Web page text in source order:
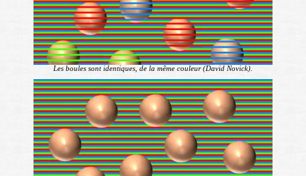
Les boules sont identiques, de la même couleur (David Novick).